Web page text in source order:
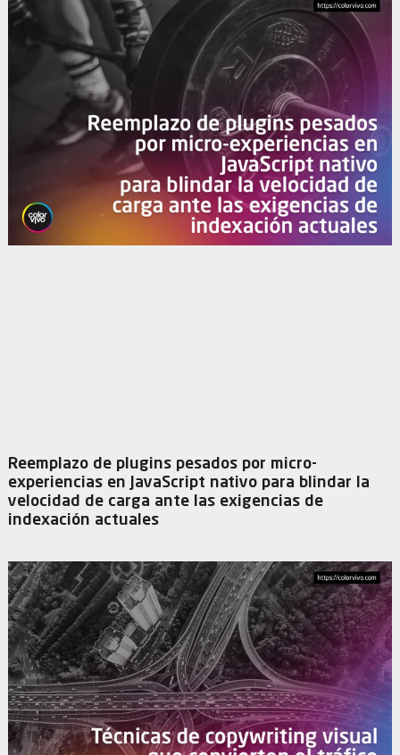
Reemplazo de plugins pesados por micro-
experiencias en JavaScript nativo para blindar la
velocidad de carga ante las exigencias de
indexación actuales